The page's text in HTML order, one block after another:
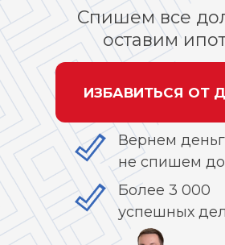
ИЗБАВИТЬСЯ ОТ
Спишем все
оставим
Вернем
не спишем
Более 3 000
успешных дел